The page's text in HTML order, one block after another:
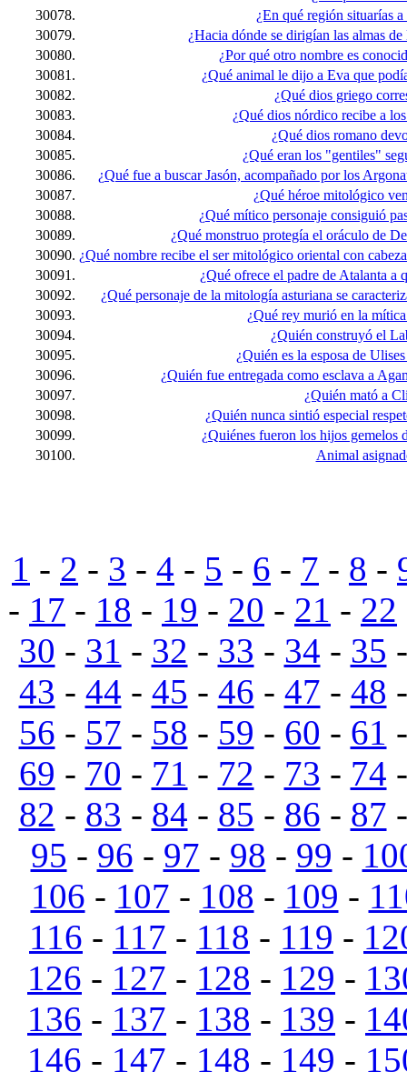
30078.
¿En qué región situarías
30079.
¿Hacia dónde se dirigían las almas
30080.
¿Por qué otro nombre es
30081.
¿Qué animal le dijo a Eva que
30082.
¿Qué dios griego
30083.
¿Qué dios nórdico recibe a
30084.
¿Qué dios romano
30085.
¿Qué eran los "gentiles"
30086.
¿Qué fue a buscar Jasón, acompañado por los
30087.
¿Qué héroe mitológico
30088.
¿Qué mítico personaje consiguió
30089.
¿Qué monstruo protegía el oráculo de
30090. ¿Qué nombre recibe el ser mitológico oriental con
30091.
¿Qué ofrece el padre de Atalanta a
30092.
¿Qué personaje de la mitología asturiana se
30093.
¿Qué rey murió en la
30094.
¿Quién construyó el
30095.
¿Quién es la esposa de
30096.
¿Quién fue entregada como esclava a
30097.
¿Quién mató a
30098.
¿Quién nunca sintió especial
30099.
¿Quiénes fueron los hijos gemelos
30100.
Animal
1 - 2 - 3 - 4 - 5 - 6 - 7 - 8 -
- 17 - 18 - 19 - 20 - 21 - 22
30 - 31 - 32 - 33 - 34 - 35
43 - 44 - 45 - 46 - 47 - 48
56 - 57 - 58 - 59 - 60 - 61
69 - 70 - 71 - 72 - 73 - 74
82 - 83 - 84 - 85 - 86 - 87
95 - 96 - 97 - 98 - 99 -
106 - 107 - 108 - 109 -
116 - 117 - 118 - 119 -
126 - 127 - 128 - 129 -
136 - 137 - 138 - 139 -
146 - 147 - 148 - 149 -